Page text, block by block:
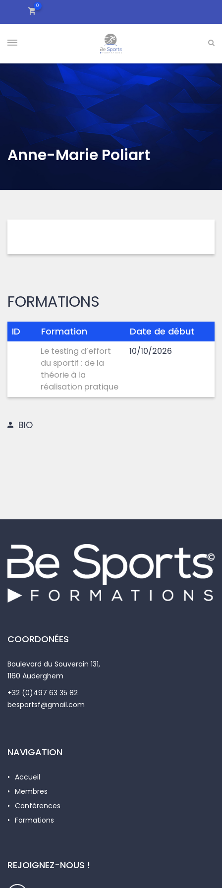
0
Anne-Marie Poliart
FORMATIONS
ID Formation Date de début
Le testing d’effort
du sportif : de la
théorie à la
réalisation pratique
10/10/2026
BIO
COORDONÉES
Boulevard du Souverain 131,
1160 Auderghem
+32 (0)497 63 35 82
besportsf@gmail.com
NAVIGATION
Accueil
Membres
Conférences
Formations
REJOIGNEZ-NOUS !